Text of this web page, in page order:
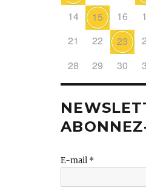
14
15 16
21
22 23
28
29 30
E-mail *